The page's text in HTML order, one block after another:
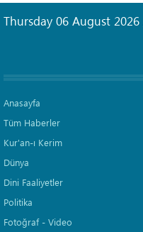
Thursday 06 August 2026
Anasayfa
Tüm Haberler
Kur'an-ı Kerim
Dünya
Dini Faaliyetler
Politika
Fotoğraf - Video